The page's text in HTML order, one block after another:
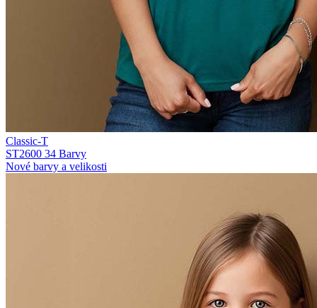
Classic-T
ST2600 34 Barvy
Nové barvy a velikosti